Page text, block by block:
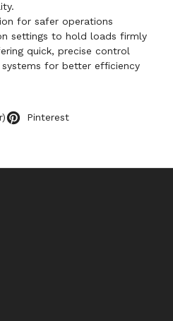
for safer operations
settings to hold loads firmly
quick, precise control
for better efficiency
Pinterest